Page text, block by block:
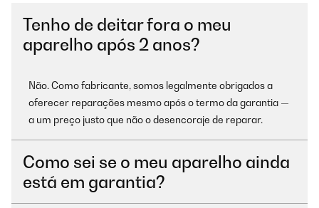
Tenho de deitar fora o meu
aparelho após 2 anos?
Não. Como fabricante, somos legalmente obrigados a
oferecer reparações mesmo após o termo da garantia —
a um preço justo que não o desencoraje de reparar.
Como sei se o meu aparelho ainda
está em garantia?